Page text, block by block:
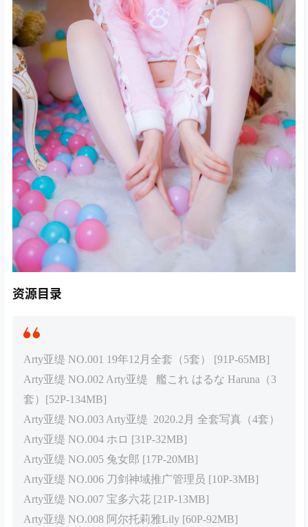
资源目录
Arty亚缇 NO.001 19年12月全套（5套） [91P-65MB]
Arty亚缇 NO.002 Arty亚缇 艦これ はるな Haruna（3
套）[52P-134MB]
Arty亚缇 NO.003 Arty亚缇 2020.2月 全套写真（4套）
Arty亚缇 NO.004 ホロ [31P-32MB]
Arty亚缇 NO.005 兔女郎 [17P-20MB]
Arty亚缇 NO.006 刀剑神域推广管理员 [10P-3MB]
Arty亚缇 NO.007 宝多六花 [21P-13MB]
Arty亚缇 NO.008 阿尔托莉雅Lily [60P-92MB]